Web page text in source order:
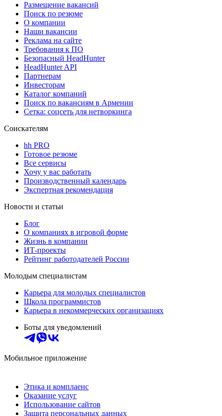
Размещение вакансий
Поиск по резюме
О компании
Наши вакансии
Реклама на сайте
Требования к ПО
Безопасный HeadHunter
HeadHunter API
Партнерам
Инвесторам
Каталог компаний
Поиск по вакансиям в Армении
Сетка: соцсеть для нетворкинга
Соискателям
hh PRO
Готовое резюме
Все сервисы
Хочу у вас работать
Производственный календарь
Экспертная рекомендация
Новости и статьи
Блог
О компаниях в игровой форме
Жизнь в компании
ИТ-проекты
Рейтинг работодателей России
Молодым специалистам
Карьера для молодых специалистов
Школа программистов
Карьера в некоммерческих организациях
Боты для уведомлений
Мобильное приложение
Этика и комплаенс
Оказание услуг
Использование сайтов
Защита персональных данных